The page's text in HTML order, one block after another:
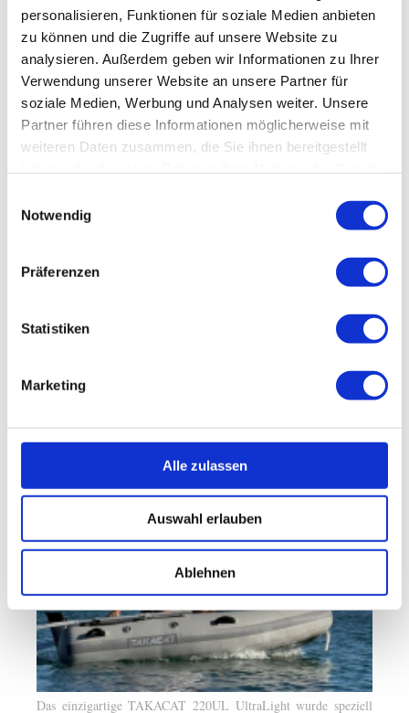
personalisieren, Funktionen für soziale Medien anbieten
zu können und die Zugriffe auf unsere Website zu
analysieren. Außerdem geben wir Informationen zu Ihrer
Verwendung unserer Website an unsere Partner für
soziale Medien, Werbung und Analysen weiter. Unsere
Partner führen diese Informationen möglicherweise mit
weiteren Daten zusammen, die Sie ihnen bereitgestellt
Notwendig
Präferenzen
Statistiken
Marketing
Alle zulassen
Auswahl erlauben
Ablehnen
02633-429654
oder schicken Sie uns eine E-mail an info@takacat.de
Takacat auf Instagram
PDF-Dokument [9.2 MB]
Das einzigartige TAKACAT 220UL UltraLight wurde speziell